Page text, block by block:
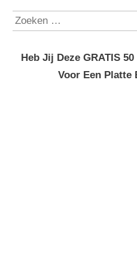
Zoeken
Heb Jij Deze GRATIS
Voor Een Platte